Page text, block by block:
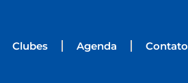
Clubes Agenda Contato